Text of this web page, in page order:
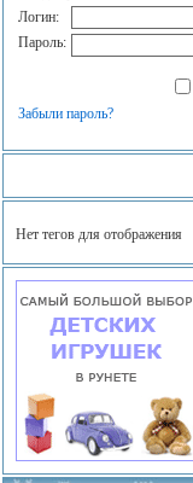
Логин:
Пароль:
Забыли пароль?
Нет тегов для отображения